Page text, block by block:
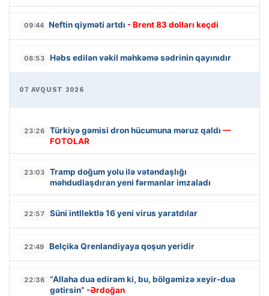
09:44 Neftin qiyməti artdı - Brent 83 dolları keçdi
08:53 Həbs edilən vəkil məhkəmə sədrinin qayınıdır
07 AVQUST 2026
23:26 Türkiyə gəmisi dron hücumuna məruz qaldı —
FOTOLAR
23:03
Tramp doğum yolu ilə vətəndaşlığı
məhdudlaşdıran yeni fərmanlar imzaladı
22:57 Süni intllektlə 16 yeni virus yaratdılar
22:49 Belçika Qrenlandiyaya qoşun yeridir
22:36
“Allaha dua edirəm ki, bu, bölgəmizə xeyir-dua
gətirsin” -Ərdoğan